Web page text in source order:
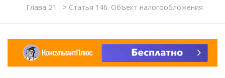
Глава 21 >Статья 146. Объект налогообложения